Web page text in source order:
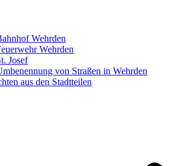
Wehrden
Wehrden
Josef
von Straßen in Wehrden
aus den Stadtteilen